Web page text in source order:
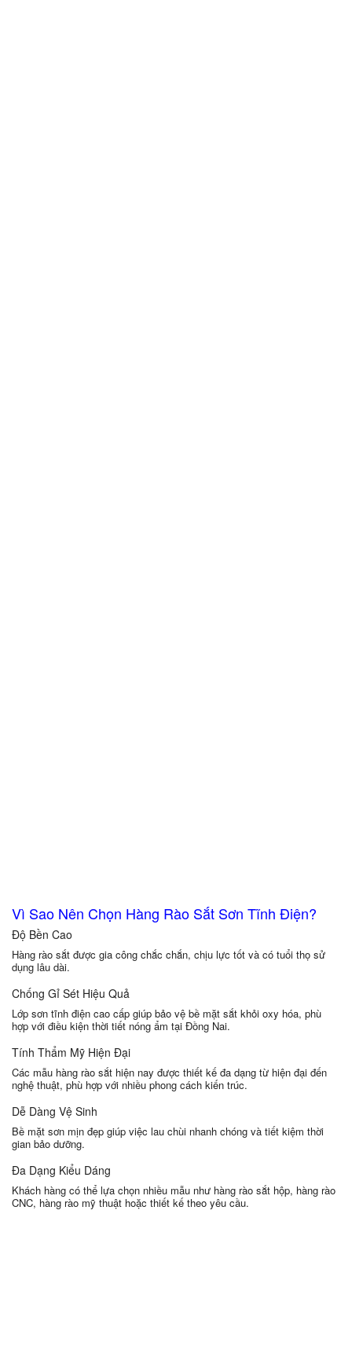
Vì Sao Nên Chọn Hàng Rào Sắt Sơn Tĩnh Điện?
Độ Bền Cao
Hàng rào sắt được gia công chắc chắn, chịu lực tốt và có tuổi thọ sử
dụng lâu dài.
Chống Gỉ Sét Hiệu Quả
Lớp sơn tĩnh điện cao cấp giúp bảo vệ bề mặt sắt khỏi oxy hóa, phù
hợp với điều kiện thời tiết nóng ẩm tại Đồng Nai.
Tính Thẩm Mỹ Hiện Đại
Các mẫu hàng rào sắt hiện nay được thiết kế đa dạng từ hiện đại đến
nghệ thuật, phù hợp với nhiều phong cách kiến trúc.
Dễ Dàng Vệ Sinh
Bề mặt sơn mịn đẹp giúp việc lau chùi nhanh chóng và tiết kiệm thời
gian bảo dưỡng.
Đa Dạng Kiểu Dáng
Khách hàng có thể lựa chọn nhiều mẫu như hàng rào sắt hộp, hàng rào
CNC, hàng rào mỹ thuật hoặc thiết kế theo yêu cầu.